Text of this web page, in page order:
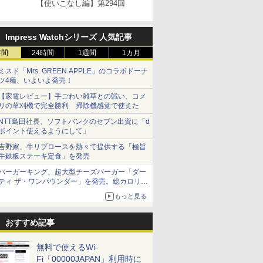
【使いこなし編】第294回
Impress Watchシリーズ 人気記事
24時間 1週間 1カ月
スド「Mrs. GREEN APPLE」のコラボドーナ
4種、いよいよ発売！
家電レビュー】手ごわい雑草との戦い、コメ
の草刈機で完全勝利 掃除機感覚で使えた
島田社長、ソフトバンクのセブン出資に「d
イント使えるようにして」
野家、牛リブロースを熱々で提供する「極旨
鉄板ステーキ定食」を発売
ーガーキング、超大型チーズバーガー「ダー
ィ ザ・ワンパウンダー」を発売。総カロリー
もっと見る
おすすめ記事
無料で使えるWi-
Fi「00000JAPAN」利用時に